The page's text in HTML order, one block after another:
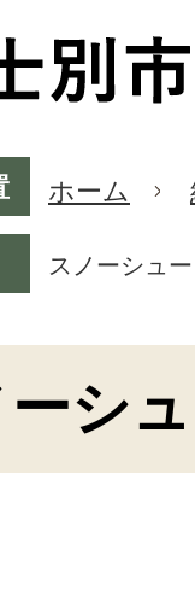
ホーム
スノーシュ
シ